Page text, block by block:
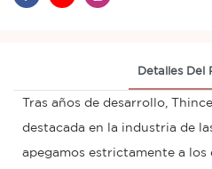
Detalles Del
Tras años de desarrollo,
destacada en la industria de
apegamos estrictamente a los